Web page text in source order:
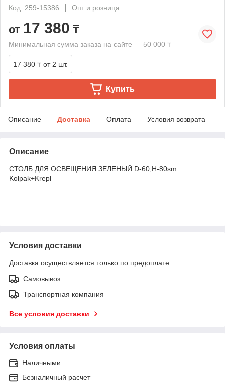
Код: 259-15386
Опт и розница
от 17 380 ₸
Минимальная сумма заказа на сайте — 50 000 ₸
17 380 ₸ от 2 шт.
Купить
Описание Доставка Оплата Условия возврата
Описание
СТОЛБ ДЛЯ ОСВЕЩЕНИЯ ЗЕЛЕНЫЙ D-60,H-80sm
Kolpak+Krepl
Условия доставки
Доставка осуществляется только по предоплате.
Самовывоз
Транспортная компания
Все условия доставки
Условия оплаты
Наличными
Безналичный расчет